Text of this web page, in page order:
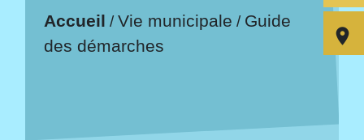
Accueil /Vie municipale / Guide
des démarches room